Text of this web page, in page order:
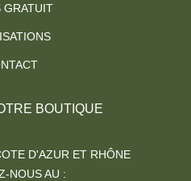
GRATUIT
BOUTIQUE
D'AZUR ET RHÔNE
NOUS AU :